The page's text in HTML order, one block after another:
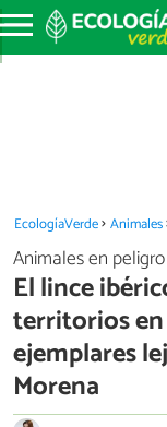
EcologíaVerde Animales
Animales en
El lince
territorios en
ejemplares
Morena